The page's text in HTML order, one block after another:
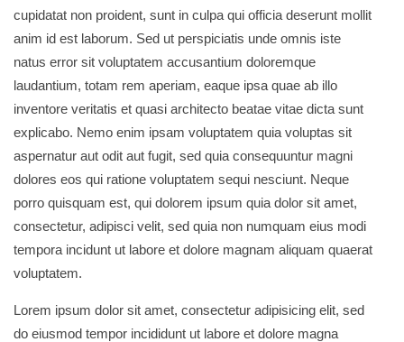
cupidatat non proident, sunt in culpa qui officia deserunt mollit
anim id est laborum. Sed ut perspiciatis unde omnis iste
natus error sit voluptatem accusantium doloremque
laudantium, totam rem aperiam, eaque ipsa quae ab illo
inventore veritatis et quasi architecto beatae vitae dicta sunt
explicabo. Nemo enim ipsam voluptatem quia voluptas sit
aspernatur aut odit aut fugit, sed quia consequuntur magni
dolores eos qui ratione voluptatem sequi nesciunt. Neque
porro quisquam est, qui dolorem ipsum quia dolor sit amet,
consectetur, adipisci velit, sed quia non numquam eius modi
tempora incidunt ut labore et dolore magnam aliquam quaerat
voluptatem.
Lorem ipsum dolor sit amet, consectetur adipisicing elit, sed
do eiusmod tempor incididunt ut labore et dolore magna